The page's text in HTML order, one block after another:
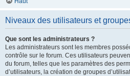
Niveaux des utilisateurs et
Que sont les administrateurs ?
Les administrateurs sont les membres
contrôle sur le forum. Ces utilisateurs
du forum, telles que les paramètres des
d’utilisateurs, la création de groupes